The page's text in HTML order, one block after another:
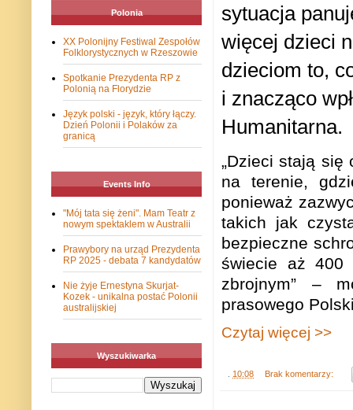
sytuacja
więcej dzieci
dzieciom to,
i znacząco
Humanitarna.
„Dzieci stają się
na terenie,
ponieważ
takich jak
bezpieczne
świecie aż 400
zbrojnym” –
prasowego
Czytaj więcej >>
10:08 Brak komentarzy:
Polonia
XX Polonijny Festiwal Zespołów
Folklorystycznych w Rzeszowie
Spotkanie Prezydenta RP z
Polonią na Florydzie
Język polski - język, który łączy.
Dzień Polonii i Polaków za
granicą
Events Info
"Mój tata się żeni". Mam Teatr z
nowym spektaklem w Australii
Prawybory na urząd Prezydenta
RP 2025 - debata 7 kandydatów
Nie żyje Ernestyna Skurjat-
Kozek - unikalna postać Polonii
australijskiej
Wyszukiwarka